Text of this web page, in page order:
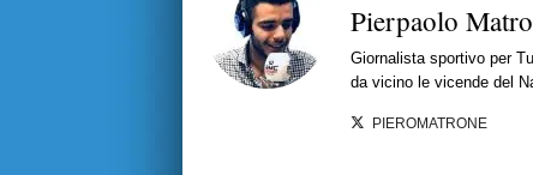
Pierpaolo
Giornalista sportivo per
da vicino le vicende del
PIEROMATRONE